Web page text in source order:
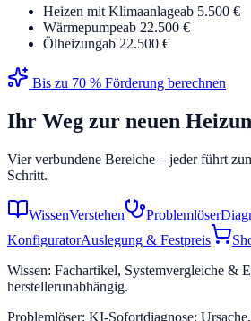
Heizen mit Klimaanlageab 5.500 €
Wärmepumpeab 22.500 €
Ölheizungab 22.500 €
Bis zu 70 % Förderung berechnen
Ihr Weg zur neuen
Vier verbundene Bereiche – jeder führt
Schritt.
WissenVerstehen Problemlöser
KonfiguratorAuslegung & Festpreis
Wissen: Fachartikel, Systemvergleiche &
herstellerunabhängig.
Problemlöser: KI-Sofortdiagnose: